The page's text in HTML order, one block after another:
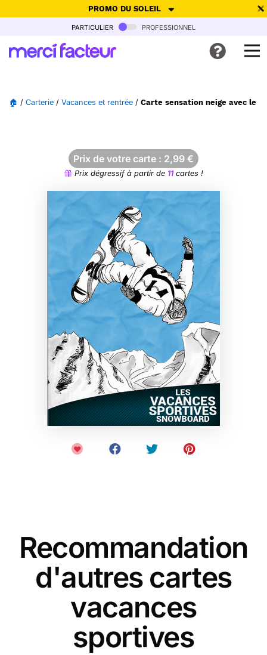
PROMO DU SOLEIL
-30% de réduction avec le code SUMMER26pour envoyer des
Ne plus afficher
particulier professionnel
🏠 / Carterie / Vacances et rentrée / Carte sensation neige avec le
Prix de votre carte : 2,99 €
Prix dégressif à partir de 11cartes !
Recommandation
d'autres cartes
vacances
sportives